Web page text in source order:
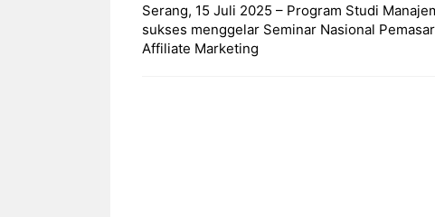
Serang, 15 Juli 2025 – Program Studi
sukses menggelar Seminar Nasional
Affiliate Marketing